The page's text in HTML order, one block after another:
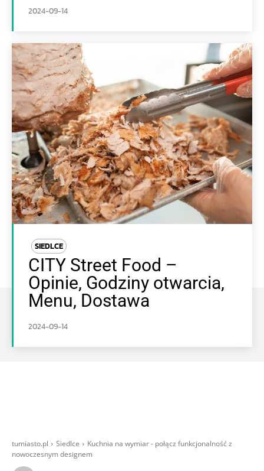
2024-09-14
SIEDLCE
CITY Street Food –
Opinie, Godziny otwarcia,
Menu, Dostawa
2024-09-14